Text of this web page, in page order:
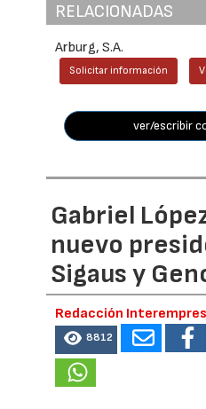
RELACIONADAS
Arburg, S.A.
Solicitar información
ver/escribir
Gabriel
nuevo
Sigaus y
Redacción
8812